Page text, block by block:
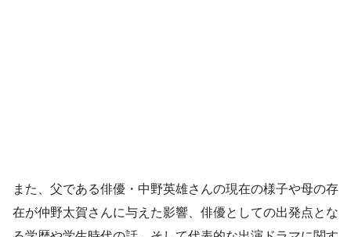
また、父である俳優・中野英雄さんの現在の様子や母の存
在が仲野太賀さんに与えた影響、俳優としての出発点とな